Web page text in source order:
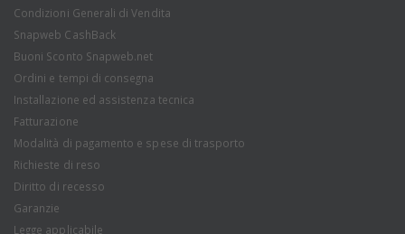
Condizioni Generali di Vendita
Snapweb CashBack
Buoni Sconto Snapweb.net
Ordini e tempi di consegna
Installazione ed assistenza tecnica
Fatturazione
Modalità di pagamento e spese di trasporto
Richieste di reso
Diritto di recesso
Garanzie
Legge applicabile